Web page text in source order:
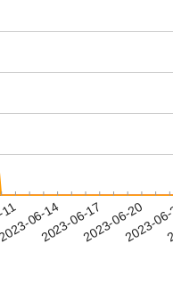
06-14
2023-06-172023-06-20
2023-